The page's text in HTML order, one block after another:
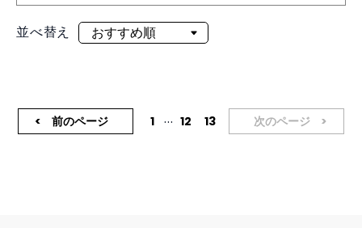
並べ替え
前のページ 1 ... 12 13 次のページ